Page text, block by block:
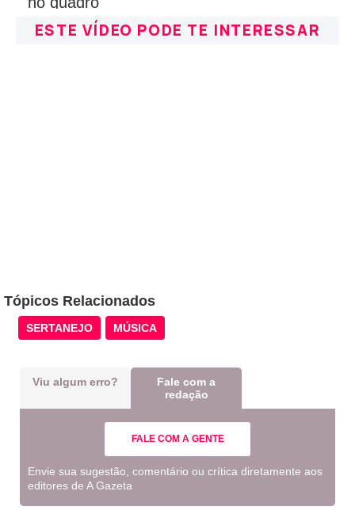
ESTE VÍDEO PODE TE INTERESSAR
Tópicos Relacionados
SERTANEJO MÚSICA
Viu algum erro?
Fale com a
redação
FALE COM A GENTE
Envie sua sugestão, comentário ou crítica diretamente aos
editores de A Gazeta